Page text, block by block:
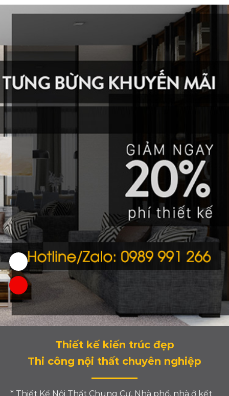
Thiết kế kiến trúc đẹp
Thi công nội thất chuyên nghiệp
* Thiết Kế Nội Thất Chung Cư, Nhà phố, nhà ở kết